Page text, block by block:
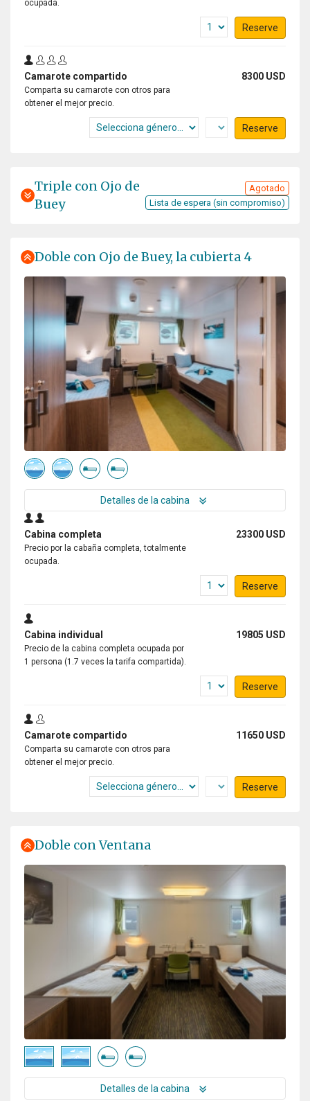
ocupada.
Reserve
Camarote compartido 8300 USD
Comparta su camarote con otros para
obtener el mejor precio.
Reserve
Triple con Ojo de
Buey
Agotado
Lista de espera (sin compromiso)
Doble con Ojo de Buey, la cubierta 4
Detalles de la cabina
Cabina completa 23300 USD
Precio por la cabaña completa, totalmente
ocupada.
Reserve
Cabina individual 19805 USD
Precio de la cabina completa ocupada por
1 persona (1.7 veces la tarifa compartida).
Reserve
Camarote compartido 11650 USD
Comparta su camarote con otros para
obtener el mejor precio.
Reserve
Doble con Ventana
Detalles de la cabina